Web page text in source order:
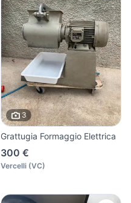
3
Grattugia Formaggio Elettrica
300 €
Vercelli (VC)